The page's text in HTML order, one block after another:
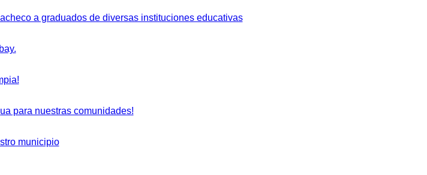
a graduados de diversas instituciones educativas
para nuestras comunidades!
municipio